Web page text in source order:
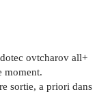
ovtcharov all+
moment.
sortie, a priori dans